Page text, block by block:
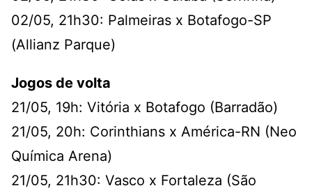
02/05, 21h30: Palmeiras x Botafogo-SP
(Allianz Parque)
Jogos de volta
21/05, 19h: Vitória x Botafogo (Barradão)
21/05, 20h: Corinthians x América-RN (Neo
Química Arena)
21/05, 21h30: Vasco x Fortaleza (São